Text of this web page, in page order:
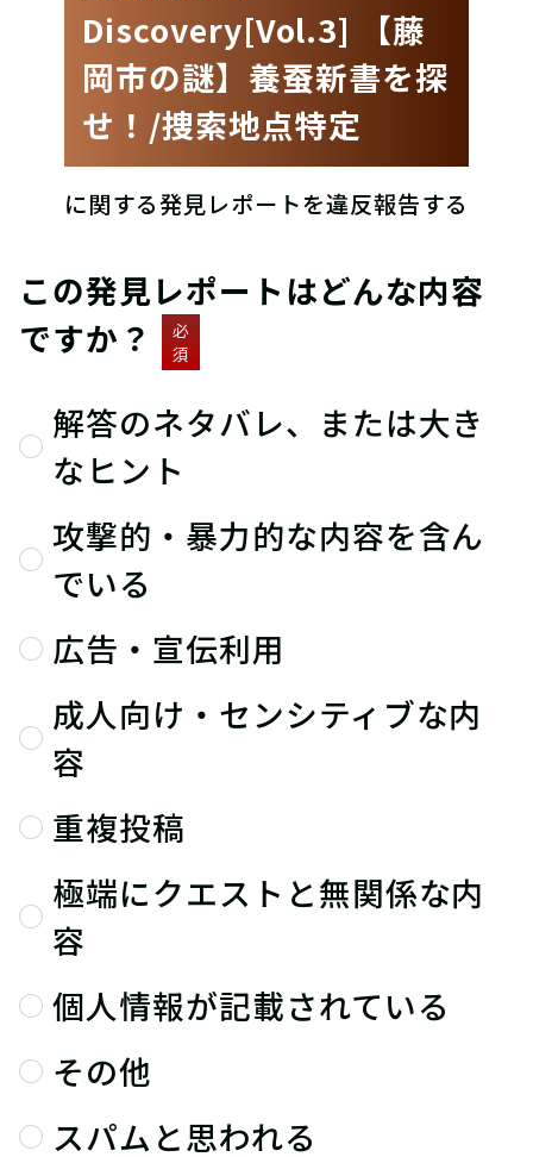
Discovery[Vol.3] 【藤
岡市の謎】養蚕新書を探
せ！/捜索地点特定
に関する発見レポートを違反報告する
この発見レポートはどんな内容
ですか？
必
須
解答のネタバレ、または大き
なヒント
攻撃的・暴力的な内容を含ん
でいる
広告・宣伝利用
成人向け・センシティブな内
容
重複投稿
極端にクエストと無関係な内
容
個人情報が記載されている
その他
スパムと思われる